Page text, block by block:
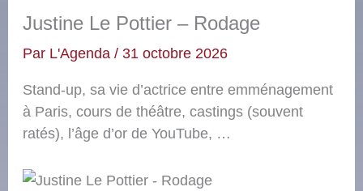
Justine Le Pottier – Rodage
Par L'Agenda/ 31 octobre 2026
Stand-up, sa vie d’actrice entre emménagement
à Paris, cours de théâtre, castings (souvent
ratés), l’âge d’or de YouTube, …